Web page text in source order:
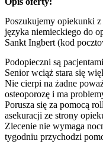
Poszukujemy opiekunki
języka niemieckiego do
Sankt Ingbert (kod
Podopieczni są
Senior wciąż stara się
Nie cierpi na żadne
osteoporozę i ma
Porusza się za pomocą
asekuracji ze strony
Zlecenie nie wymaga
tygodniu przychodzi